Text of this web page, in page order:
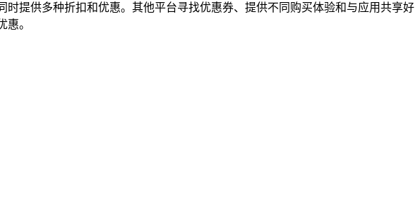
提供多种折扣和优惠。其他平台寻找优惠券、提供不同购买体验和与应用共享好
。